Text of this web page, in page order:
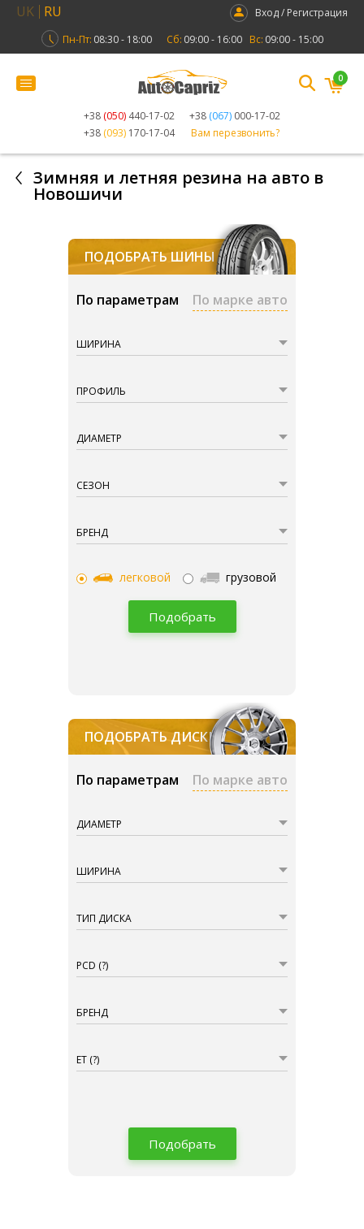
UK RU
Вход / Регистрация
Пн-Пт: 08:30 - 18:00 Сб: 09:00 - 16:00 Вс: 09:00 - 15:00
+38 (050) 440-17-02 +38 (067) 000-17-02
+38 (093) 170-17-04 Вам перезвонить?
0
Зимняя и летняя резина на авто в
Новошичи
ПОДОБРАТЬ ШИНЫ
По параметрам По марке авто
ШИРИНА
ПРОФИЛЬ
ДИАМЕТР
СЕЗОН
БРЕНД
легковой грузовой
Подобрать
ПОДОБРАТЬ ДИСКИ
По параметрам По марке авто
ДИАМЕТР
ШИРИНА
ТИП ДИСКА
PCD (?)
БРЕНД
ET (?)
Подобрать